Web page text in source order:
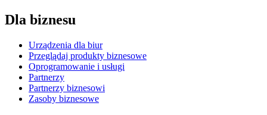
Dla biznesu
Urządzenia dla biur
Przeglądaj produkty biznesowe
Oprogramowanie i usługi
Partnerzy
Partnerzy biznesowi
Zasoby biznesowe